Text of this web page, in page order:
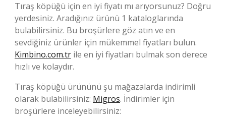
Tıraş köpüğü için en iyi fiyatı mı arıyorsunuz? Doğru
yerdesiniz. Aradığınız ürünü 1 kataloglarında
bulabilirsiniz. Bu broşürlere göz atın ve en
sevdiğiniz ürünler için mükemmel fiyatları bulun.
Kimbino.com.tr ile en iyi fiyatları bulmak son derece
hızlı ve kolaydır.
Tıraş köpüğü ürününü şu mağazalarda indirimli
olarak bulabilirsiniz: Migros. İndirimler için
broşürlere inceleyebilirsiniz: